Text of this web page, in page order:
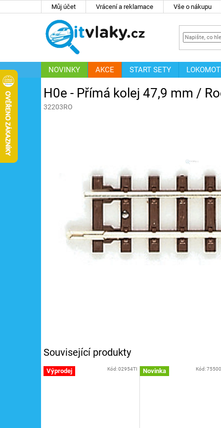
Můj účet Vrácení a reklamace Vše o nákupu
NOVINKY AKCE START SETY
ZNAČKY
H0e - Přímá kolej 47,9 mm /
32203RO
Související produkty
Výprodej Kód:02954TI Novinka Kód: